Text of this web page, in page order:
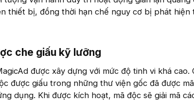
thiết bị, đồng thời hạn chế nguy cơ bị phát hiện
che giấu kỹ lưỡng​
được xây dựng với mức độ tinh vi khá cao.
được giấu trong những thư viện gốc đã được
dụng. Khi được kích hoạt, mã độc sẽ giải mã